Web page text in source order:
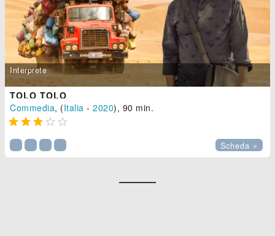
Interprete
TOLO TOLO
Commedia, (Italia -2020), 90 min.
    
Scheda »